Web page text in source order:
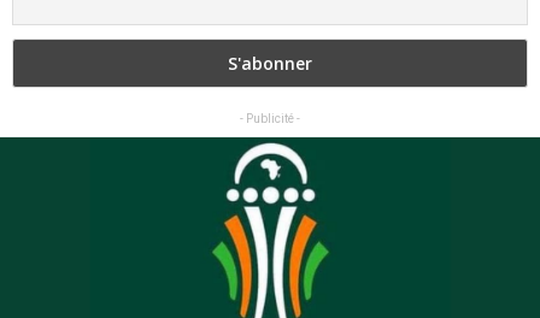
- Publicité -